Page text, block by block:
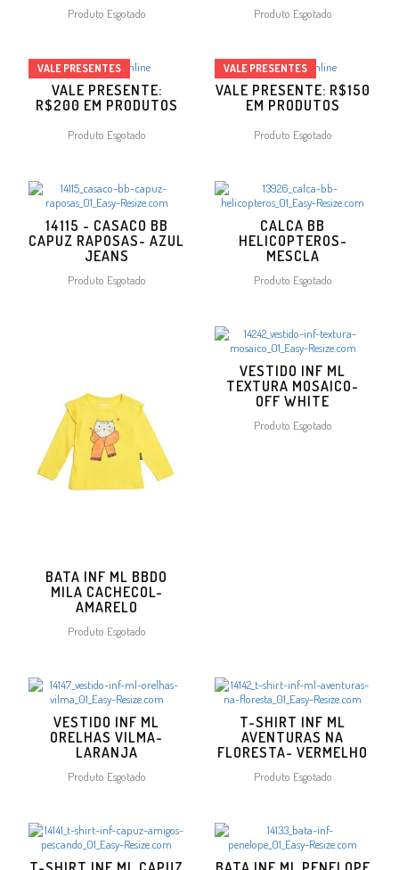
Produto Esgotado Produto Esgotado
VALE PRESENTE:
R$200 EM PRODUTOS
Produto Esgotado
VALE PRESENTES
VALE PRESENTE: R$150
EM PRODUTOS
Produto Esgotado
VALE PRESENTES
14115 - CASACO BB
CAPUZ RAPOSAS- AZUL
JEANS
Produto Esgotado
CALCA BB
HELICOPTEROS-
MESCLA
Produto Esgotado
BATA INF ML BBDO
MILA CACHECOL-
AMARELO
Produto Esgotado
VESTIDO INF ML
TEXTURA MOSAICO-
OFF WHITE
Produto Esgotado
VESTIDO INF ML
ORELHAS VILMA-
LARANJA
Produto Esgotado
T-SHIRT INF ML
AVENTURAS NA
FLORESTA- VERMELHO
Produto Esgotado